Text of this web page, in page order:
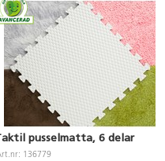
pusselmatta, 6 delar
136779